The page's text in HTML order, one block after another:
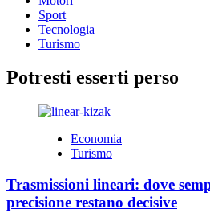
Sport
Tecnologia
Turismo
Potresti esserti perso
Economia
Turismo
Trasmissioni lineari: dove
precisione restano decisive